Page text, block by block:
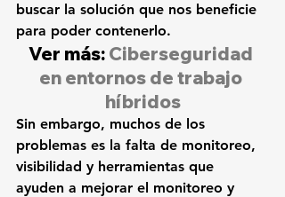
buscar la solución que nos beneficie
para poder contenerlo.
Ver más: Ciberseguridad
en entornos de trabajo
híbridos
Sin embargo, muchos de los
problemas es la falta de monitoreo,
visibilidad y herramientas que
ayuden a mejorar el monitoreo y